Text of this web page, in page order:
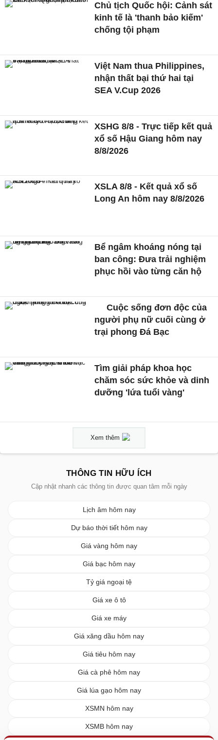
Chủ tịch Quốc hội: Cảnh sát
kinh tế là 'thanh bảo kiếm'
chống tội phạm
Việt Nam thua Philippines,
nhận thất bại thứ hai tại
SEA V.Cup 2026
XSHG 8/8 - Trực tiếp kết quả
xổ số Hậu Giang hôm nay
8/8/2026
XSLA 8/8 - Kết quả xổ số
Long An hôm nay 8/8/2026
Bể ngâm khoáng nóng tại
ban công: Đưa trải nghiệm
phục hồi vào từng căn hộ
Cuộc sống đơn độc của
người phụ nữ cuối cùng ở
trại phong Đá Bạc
Tìm giải pháp khoa học
chăm sóc sức khỏe và dinh
dưỡng 'lứa tuổi vàng'
Xem thêm
THÔNG TIN HỮU ÍCH
Cập nhật nhanh các thông tin được quan tâm mỗi ngày
Lịch âm hôm nay
Dự báo thời tiết hôm nay
Giá vàng hôm nay
Giá bạc hôm nay
Tỷ giá ngoại tệ
Giá xe ô tô
Giá xe máy
Giá xăng dầu hôm nay
Giá tiêu hôm nay
Giá cà phê hôm nay
Giá lúa gạo hôm nay
XSMN hôm nay
XSMB hôm nay